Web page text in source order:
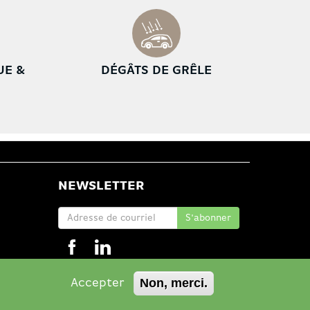
& DÉGÂTS DE GRÊLE
NEWSLETTER
Accepter Non, merci.